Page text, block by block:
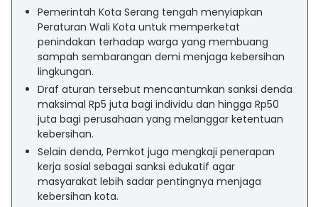
Pemerintah Kota Serang tengah menyiapkan
Peraturan Wali Kota untuk memperketat
penindakan terhadap warga yang membuang
sampah sembarangan demi menjaga kebersihan
lingkungan.
Draf aturan tersebut mencantumkan sanksi denda
maksimal Rp5 juta bagi individu dan hingga Rp50
juta bagi perusahaan yang melanggar ketentuan
kebersihan.
Selain denda, Pemkot juga mengkaji penerapan
kerja sosial sebagai sanksi edukatif agar
masyarakat lebih sadar pentingnya menjaga
kebersihan kota.